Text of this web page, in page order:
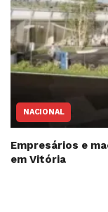
NACIONAL
Empresários e
em Vitória